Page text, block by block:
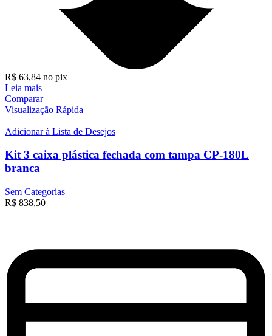
R$ 63,84 no pix
Leia mais
Comparar
Visualização Rápida
Adicionar à Lista de Desejos
Kit 3 caixa plástica fechada com tampa CP-180L
branca
Sem Categorias
R$ 838,50